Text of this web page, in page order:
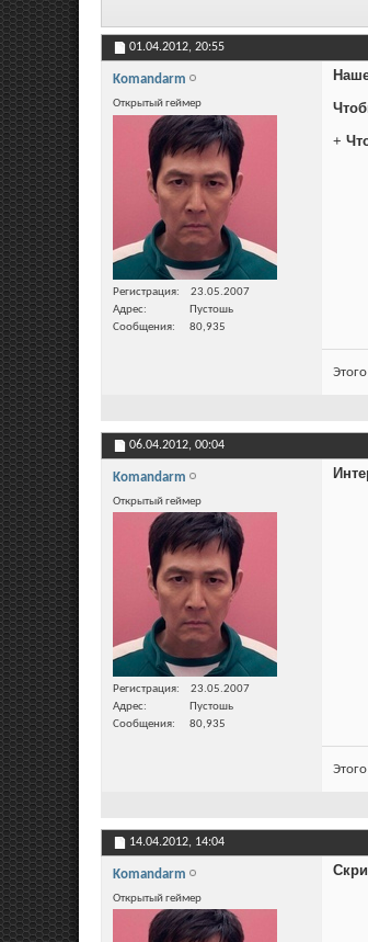
01.04.2012, 20:55
Komandarm
Открытый геймер
Регистрация
23.05.2007
Адрес
Пустошь
Сообщения
80,935
+
06.04.2012, 00:04
Komandarm
Открытый геймер
Регистрация
23.05.2007
Адрес
Пустошь
Сообщения
80,935
14.04.2012, 14:04
Komandarm
Открытый геймер